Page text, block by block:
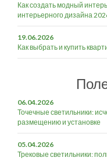
Как создать модный
интерьерного дизайна
19.06.2026
Как выбрать и купить
06.04.2026
Точечные светильники:
размещению и установке
05.04.2026
Трековые светильники: